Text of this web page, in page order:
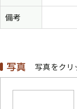
備考
写真をクリ